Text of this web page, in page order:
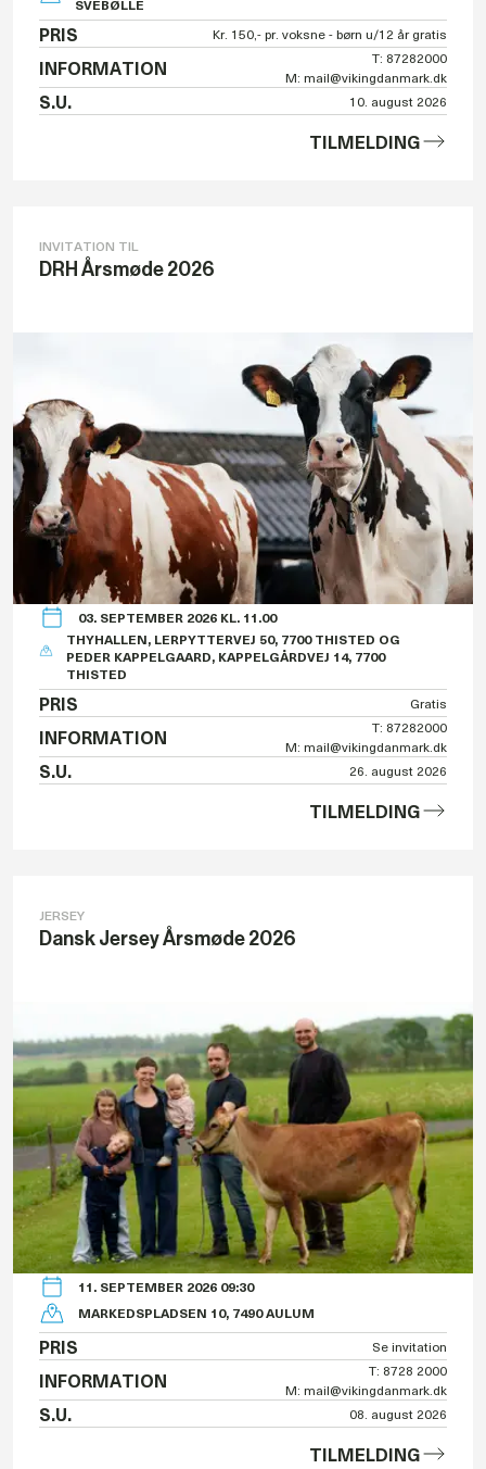
SVEBØLLE
PRIS Kr. 150,- pr. voksne - børn u/12 år gratis
INFORMATION
T: 87282000
M: mail@vikingdanmark.dk
S.U. 10. august 2026
TILMELDING
INVITATION TIL
DRH Årsmøde 2026
03. SEPTEMBER 2026 KL. 11.00
THYHALLEN, LERPYTTERVEJ 50, 7700 THISTED OG
PEDER KAPPELGAARD, KAPPELGÅRDVEJ 14, 7700
THISTED
PRIS Gratis
INFORMATION
T: 87282000
M: mail@vikingdanmark.dk
S.U. 26. august 2026
TILMELDING
JERSEY
Dansk Jersey Årsmøde 2026
11. SEPTEMBER 2026 09:30
MARKEDSPLADSEN 10, 7490 AULUM
PRIS Se invitation
INFORMATION
T: 8728 2000
M: mail@vikingdanmark.dk
S.U. 08. august 2026
TILMELDING